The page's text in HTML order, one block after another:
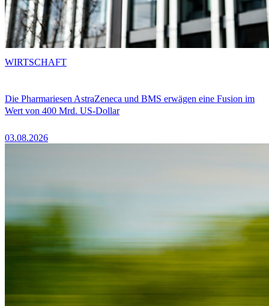
Die Pharmariesen AstraZeneca und BMS erwägen eine Fusion im
Wert von 400 Mrd. US-Dollar
03.08.2026
WIRTSCHAFT